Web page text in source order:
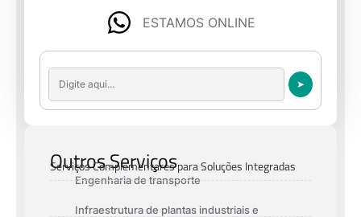
ESTAMOS ONLINE
➤
Outros Serviços
Serviços Complementares para Soluções Integradas
Engenharia de transporte
Infraestrutura de plantas industriais e